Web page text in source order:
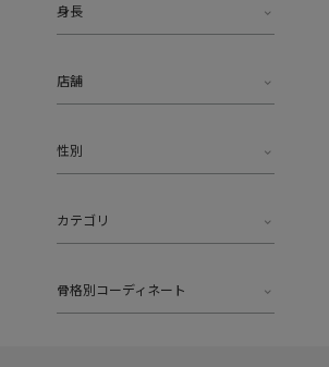
身長
店舗
性別
カテゴリ
骨格別コーディネート